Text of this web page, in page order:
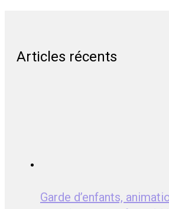
Articles récents
Garde d’enfants,